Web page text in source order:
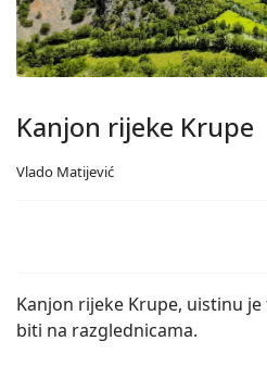
Kanjon rijeke Krupe
Vlado Matijević
Kanjon rijeke Krupe, uistinu
biti na razglednicama.